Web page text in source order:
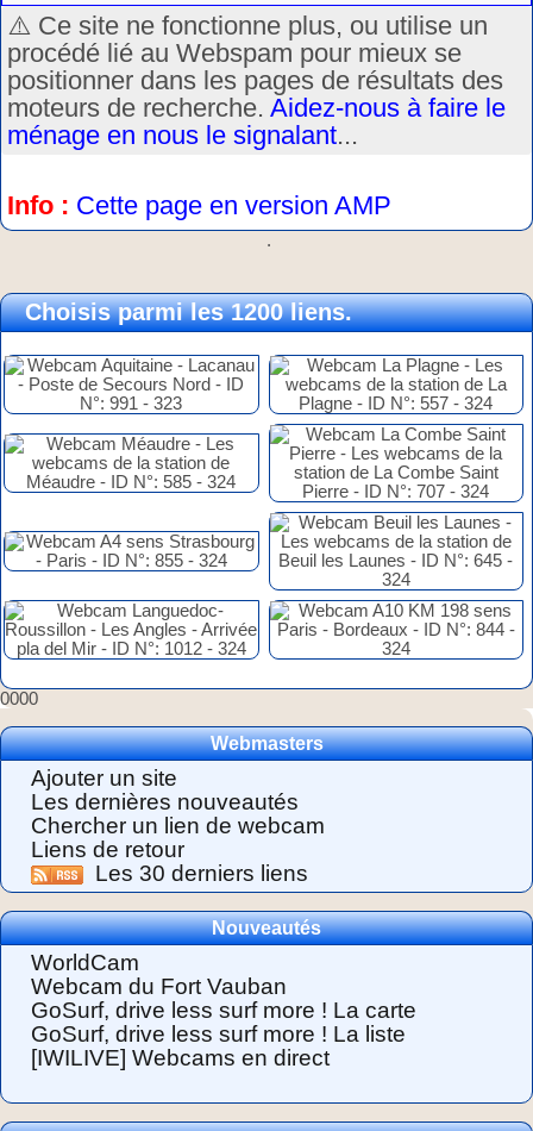
⚠️ Ce site ne fonctionne plus, ou utilise un
procédé lié au Webspam pour mieux se
positionner dans les pages de résultats des
moteurs de recherche. Aidez-nous à faire le
ménage en nous le signalant...
Info : Cette page en version AMP
.
Choisis parmi les 1200 liens.
0000
Webmasters
Ajouter un site
Les dernières nouveautés
Chercher un lien de webcam
Liens de retour
Les 30 derniers liens
Nouveautés
WorldCam
Webcam du Fort Vauban
GoSurf, drive less surf more ! La carte
GoSurf, drive less surf more ! La liste
[IWILIVE] Webcams en direct